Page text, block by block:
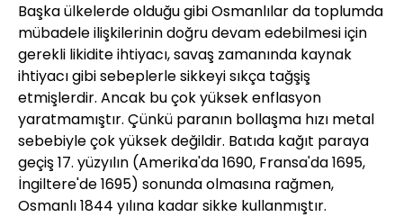
Başka ülkelerde olduğu gibi Osmanlılar da toplumda
mübadele ilişkilerinin doğru devam edebilmesi için
gerekli likidite ihtiyacı, savaş zamanında kaynak
ihtiyacı gibi sebeplerle sikkeyi sıkça tağşiş
etmişlerdir. Ancak bu çok yüksek enflasyon
yaratmamıştır. Çünkü paranın bollaşma hızı metal
sebebiyle çok yüksek değildir. Batıda kağıt paraya
geçiş 17. yüzyılın (Amerika'da 1690, Fransa'da 1695,
İngiltere'de 1695) sonunda olmasına rağmen,
Osmanlı 1844 yılına kadar sikke kullanmıştır.